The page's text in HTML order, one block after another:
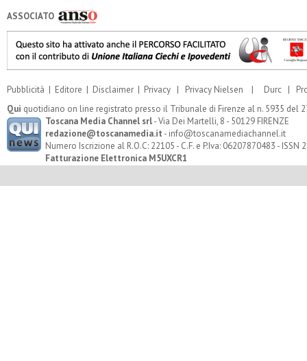
ASSOCIATO
Pubblicità | Editore | Disclaimer | Privacy | Privacy Nielsen | Durc |
Qui quotidiano on line registrato presso il Tribunale di Firenze al n. 5935 del
Toscana Media Channel srl- Via Dei Martelli, 8 - 50129 FIRENZE
redazione@toscanamedia.it - info@toscanamediachannel.it
Numero Iscrizione al R.O.C: 22105 - C.F. e P.Iva: 06207870483 - ISSN
Fatturazione Elettronica M5UXCR1